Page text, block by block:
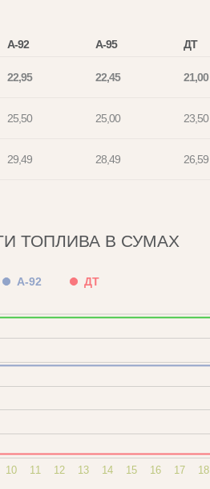
А-92 А-95 ДТ
22,95 22,45 21,00
25,50 25,00 23,50
29,49 28,49 26,59
ТОПЛИВА В СУМАХ
А-92 ДТ
10 11 12 13 14 15 16 17 18